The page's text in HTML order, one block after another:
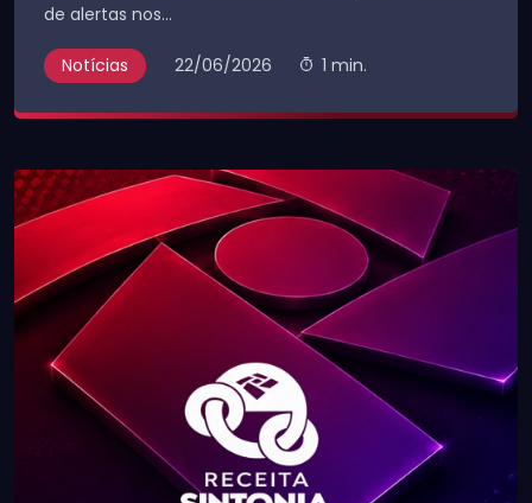
de alertas nos...
Notícias 22/06/2026 1 min.